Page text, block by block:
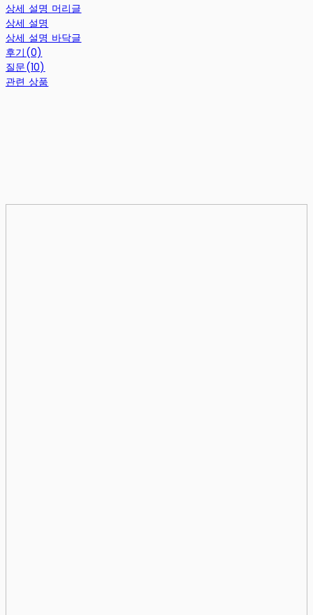
상세 설명 머리글
상세 설명
상세 설명 바닥글
후기(0)
질문(10)
관련 상품